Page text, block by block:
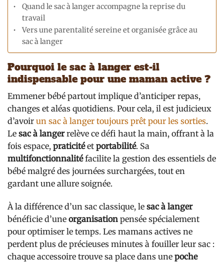
Quand le sac à langer accompagne la reprise du
travail
Vers une parentalité sereine et organisée grâce au
sac à langer
Pourquoi le sac à langer est-il
indispensable pour une maman active ?
Emmener bébé partout implique d’anticiper repas,
changes et aléas quotidiens. Pour cela, il est judicieux
d’avoir un sac à langer toujours prêt pour les sorties.
Le sac à langerrelève ce défi haut la main, offrant à la
fois espace, praticitéet portabilité. Sa
multifonctionnalitéfacilite la gestion des essentiels de
bébé malgré des journées surchargées, tout en
gardant une allure soignée.
À la différence d’un sac classique, le sac à langer
bénéficie d’une organisation pensée spécialement
pour optimiser le temps. Les mamans actives ne
perdent plus de précieuses minutes à fouiller leur sac :
chaque accessoire trouve sa place dans une poche